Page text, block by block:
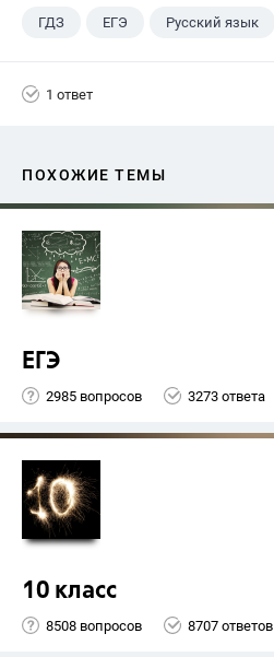
ГДЗ ЕГЭ Русский язык
1 ответ
ПОХОЖИЕ ТЕМЫ
ЕГЭ
2985 вопросов 3273 ответа
10 класс
8508 вопросов 8707 ответов